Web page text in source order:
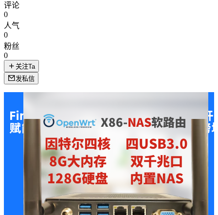
评论
0
人气
0
粉丝
0
关注Ta
发私信